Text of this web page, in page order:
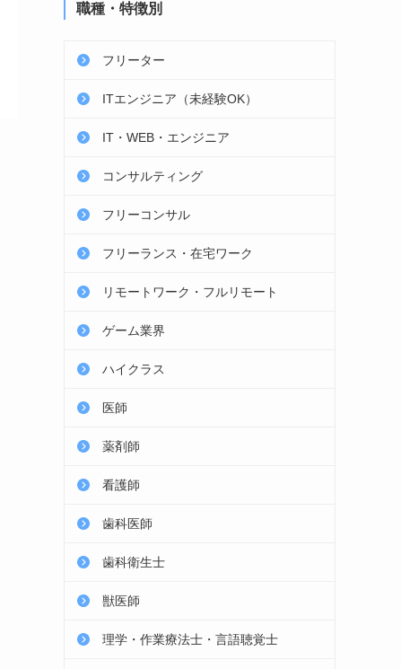
職種・特徴別
フリーター
ITエンジニア（未経験OK）
IT・WEB・エンジニア
コンサルティング
フリーコンサル
フリーランス・在宅ワーク
リモートワーク・フルリモート
ゲーム業界
ハイクラス
医師
薬剤師
看護師
歯科医師
歯科衛生士
獣医師
理学・作業療法士・言語聴覚士